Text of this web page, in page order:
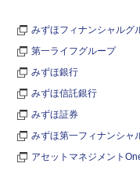
みずほフィナンシャルグ
第一ライフグループ
みずほ銀行
みずほ信託銀行
みずほ証券
みずほ第一フィナンシャ
アセットマネジメント